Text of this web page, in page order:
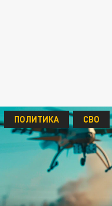
ПОЛИТИКА СВО